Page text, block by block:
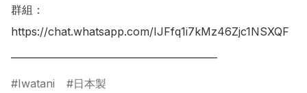
群組：
https://chat.whatsapp.com/IJFfq1i7kMz46Zjc1NSXQF
Iwatani 日本製